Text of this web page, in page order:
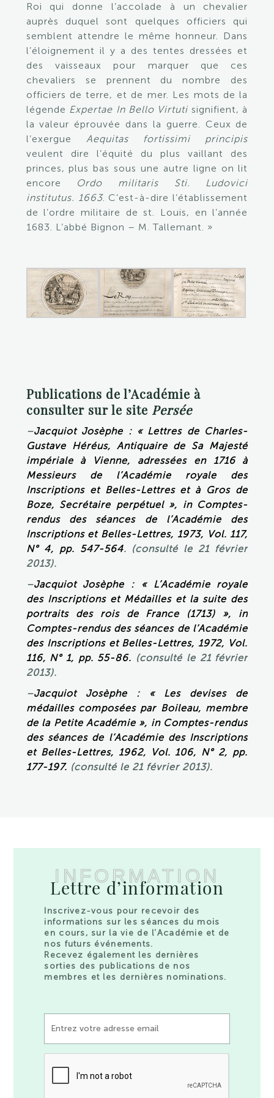
Roi qui donne l’accolade à un chevalier
auprès duquel sont quelques officiers qui
semblent attendre le même honneur. Dans
l’éloignement il y a des tentes dressées et
des vaisseaux pour marquer que ces
chevaliers se prennent du nombre des
officiers de terre, et de mer. Les mots de la
légende Expertae In Bello Virtuti signifient, à
la valeur éprouvée dans la guerre. Ceux de
l’exergue Aequitas fortissimi principis
veulent dire l’équité du plus vaillant des
princes, plus bas sous une autre ligne on lit
encore Ordo militaris Sti. Ludovici
institutus. 1663. C’est-à-dire l’établissement
de l’ordre militaire de st. Louis, en l’année
1683. L’abbé Bignon – M. Tallemant. »
Publications de l’Académie à
consulter sur le site Persée
–Jacquiot Josèphe : « Lettres de Charles-
Gustave Héréus, Antiquaire de Sa Majesté
impériale à Vienne, adressées en 1716 à
Messieurs de l’Académie royale des
Inscriptions et Belles-Lettres et à Gros de
Boze, Secrétaire perpétuel », in Comptes-
rendus des séances de l’Académie des
Inscriptions et Belles-Lettres, 1973, Vol. 117,
N° 4, pp. 547-564. (consulté le 21 février
2013).
–Jacquiot Josèphe : « L’Académie royale
des Inscriptions et Médailles et la suite des
portraits des rois de France (1713) », in
Comptes-rendus des séances de l’Académie
des Inscriptions et Belles-Lettres, 1972, Vol.
116, N° 1, pp. 55-86. (consulté le 21 février
2013).
–Jacquiot Josèphe : « Les devises de
médailles composées par Boileau, membre
de la Petite Académie », in Comptes-rendus
des séances de l’Académie des Inscriptions
et Belles-Lettres, 1962, Vol. 106, N° 2, pp.
177-197. (consulté le 21 février 2013).
INFORMATION
Lettre d’information
Inscrivez-vous pour recevoir des
informations sur les séances du mois
en cours, sur la vie de l’Académie et de
nos futurs événements.
Recevez également les dernières
sorties des publications de nos
membres et les dernières nominations.